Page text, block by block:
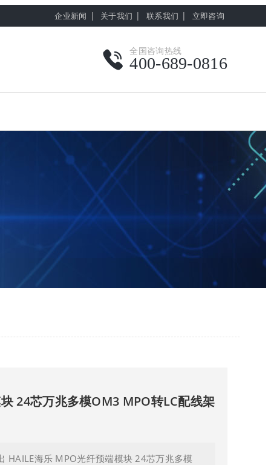
企业新闻 | 关于我们 | 联系我们 | 立即咨询
全国咨询热线
400-689-0816
24芯万兆多模OM3 MPO转LC配线架
海乐 MPO光纤预端模块 24芯万兆多模